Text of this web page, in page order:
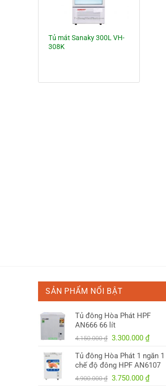
Tủ mát Sanaky 300L VH-
308K
SẢN PHẨM NỔI BẬT
Tủ đông Hòa Phát HPF
AN666 66 lít
4.150.000₫ Giá
là:
4.150.000 ₫.
3.300.000 ₫Giá
tại
là:
Tủ đông Hòa Phát 1 ngăn 1
chế độ đông HPF AN6107
4.900.000₫ Giá
3.750.000 ₫Giá